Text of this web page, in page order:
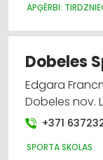
Bērnu un
nometnes
tirdzniecība
APĢĒRBI:
Dobeles
Edgara
Dobeles nov.
+371
SPORTA SKOLAS